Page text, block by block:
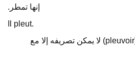
إنها تمطر.
Il pleut.
نلاحظ هنا أن الفعل تُمطر (pleuvoir) لا يمكن تصريفه إلا مع